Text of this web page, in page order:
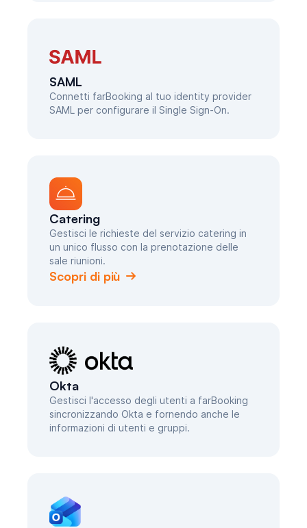
SAML
Connetti farBooking al tuo identity provider
SAML per configurare il Single Sign-On.
Catering
Gestisci le richieste del servizio catering in
un unico flusso con la prenotazione delle
sale riunioni.
Scopri di più
Okta
Gestisci l'accesso degli utenti a farBooking
sincronizzando Okta e fornendo anche le
informazioni di utenti e gruppi.